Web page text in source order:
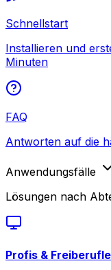
Schnellstart
Installieren und
Minuten
FAQ
Antworten auf die
Anwendungsfälle
Lösungen nach
Profis &